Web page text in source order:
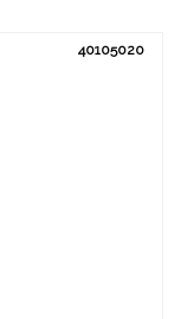
40105020